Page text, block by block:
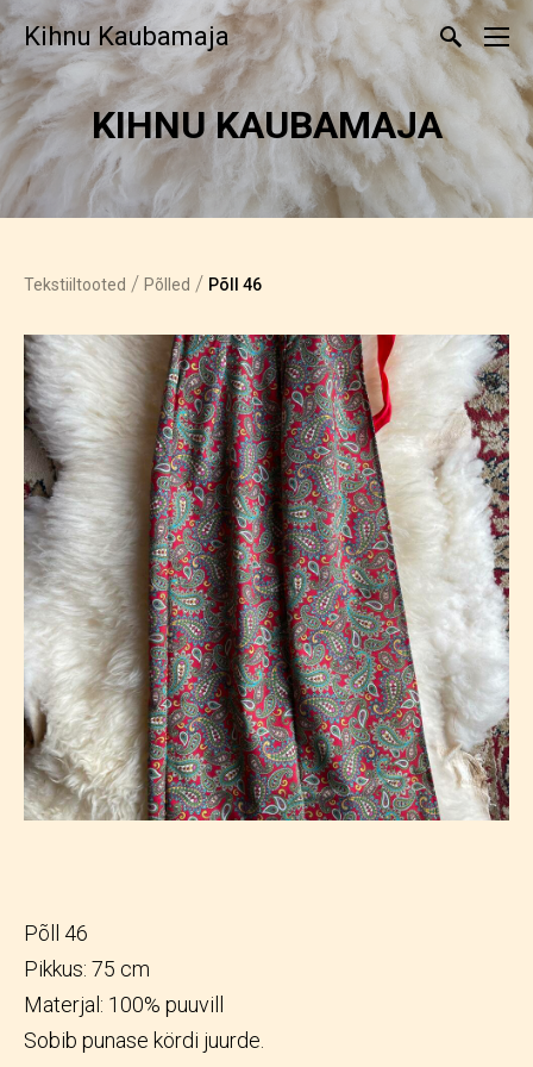
Kihnu Kaubamaja
KIHNU KAUBAMAJA
Tekstiiltooted / Põlled / Põll 46
Põll 46
Pikkus: 75 cm
Materjal: 100% puuvill
Sobib punase kördi juurde.